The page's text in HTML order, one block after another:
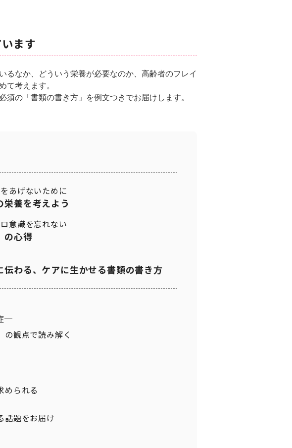
ます
るなか、どういう栄養が必要なのか、高齢者のフレイ
て考えます。
の「書類の書き方」を例文つきでお届けします。
あげないために
栄養を考えよう
意識を忘れない
の心得
伝わる、ケアに生かせる書類の書き方
─
の観点で読み解く
められる
話題をお届け